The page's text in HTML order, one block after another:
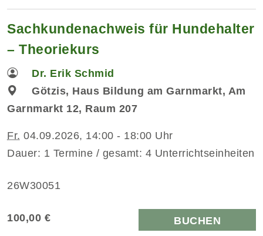
Sachkundenachweis für Hundehalter
– Theoriekurs
Dr. Erik Schmid
Götzis, Haus Bildung am Garnmarkt, Am
Garnmarkt 12, Raum 207
Fr. 04.09.2026, 14:00 - 18:00 Uhr
Dauer: 1 Termine / gesamt: 4 Unterrichtseinheiten
26W30051
100,00 € BUCHEN